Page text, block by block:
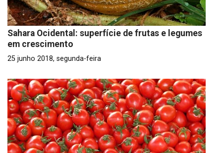
Sahara Ocidental: superfície de frutas e legumes
em crescimento
25 junho 2018, segunda-feira